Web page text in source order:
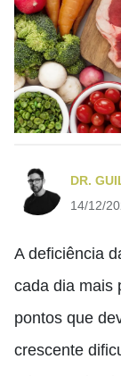
DR.
14/12/
A deficiência
cada dia mais
pontos que
crescente